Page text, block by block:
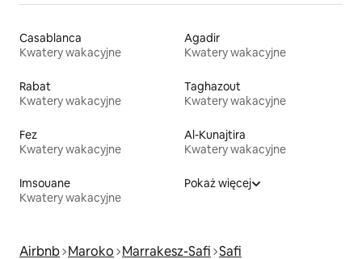
Casablanca
Kwatery wakacyjne
Agadir
Kwatery wakacyjne
Rabat
Kwatery wakacyjne
Taghazout
Kwatery wakacyjne
Fez
Kwatery wakacyjne
Al-Kunajtira
Kwatery wakacyjne
Imsouane
Kwatery wakacyjne
Pokaż więcej
Airbnb Maroko Marrakesz-Safi Safi